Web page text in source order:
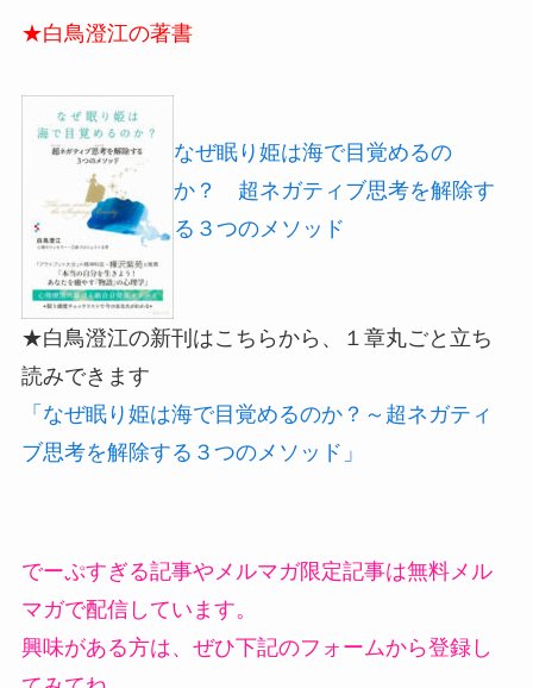
★白鳥澄江の著書
なぜ眠り姫は海で目覚めるの
か？ 超ネガティブ思考を解除す
る３つのメソッド
★白鳥澄江の新刊はこちらから、１章丸ごと立ち
読みできます
「なぜ眠り姫は海で目覚めるのか？～超ネガティ
ブ思考を解除する３つのメソッド」
でーぷすぎる記事やメルマガ限定記事は無料メル
マガで配信しています。
興味がある方は、ぜひ下記のフォームから登録し